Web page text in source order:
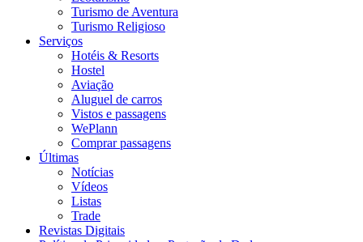
Turismo de Aventura
Turismo Religioso
Serviços
Hotéis & Resorts
Hostel
Aviação
Aluguel de carros
Vistos e passagens
WePlann
Comprar passagens
Últimas
Notícias
Vídeos
Listas
Trade
Revistas Digitais